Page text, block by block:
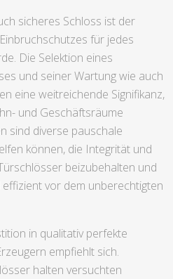
sicheres Schloss ist der
für jedes
Die Selektion eines
und seiner Wartung wie auch
eine weitreichende Signifikanz,
und Geschäftsräume
sind diverse pauschale
können, die Integrität und
beizubehalten und
vor dem unberechtigten
in qualitativ perfekte
empfiehlt sich.
halten versuchten